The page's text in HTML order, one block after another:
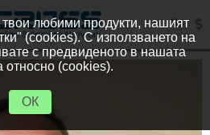
любими продукти, нашият
(cookies). С използването на
с предвиденото в нашата
относно (cookies).
ОК